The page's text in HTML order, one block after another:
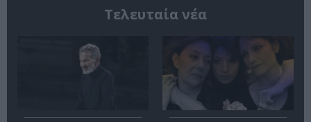
Τελευταία νέα